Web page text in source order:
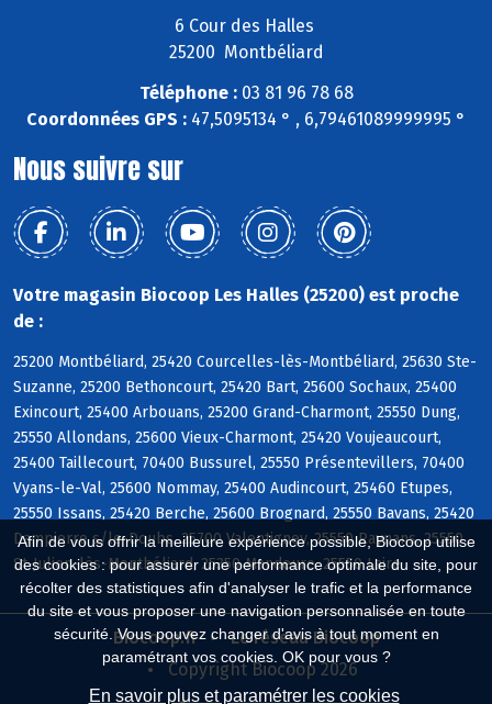
Afin de vous offrir la meilleure expérience possible, Biocoop utilise
des cookies : pour assurer une performance optimale du site, pour
récolter des statistiques afin d'analyser le trafic et la performance
du site et vous proposer une navigation personnalisée en toute
sécurité. Vous pouvez changer d'avis à tout moment en
paramétrant vos cookies. OK pour vous ?
En savoir plus et paramétrer les cookies
6 Cour des Halles
25200 Montbéliard
Téléphone :03 81 96 78 68
Coordonnées GPS : 47,5095134 ° , 6,79461089999995 °
Nous suivre sur
Votre magasin Biocoop Les Halles (25200) est proche
de :
25200 Montbéliard, 25420 Courcelles-lès-Montbéliard, 25630 Ste-
Suzanne, 25200 Bethoncourt, 25420 Bart, 25600 Sochaux, 25400
Exincourt, 25400 Arbouans, 25200 Grand-Charmont, 25550 Dung,
25550 Allondans, 25600 Vieux-Charmont, 25420 Voujeaucourt,
25400 Taillecourt, 70400 Bussurel, 25550 Présentevillers, 70400
Vyans-le-Val, 25600 Nommay, 25400 Audincourt, 25460 Etupes,
25550 Issans, 25420 Berche, 25600 Brognard, 25550 Bavans, 25420
Dampierre s/le-Doubs, 25700 Valentigney, 25550 Raynans, 25550
St-Julien-lès-Montbéliard, 25350 Mandeure, 25550 Laire
Biocoop.fr
Le réseau Biocoop
Copyright Biocoop 2026